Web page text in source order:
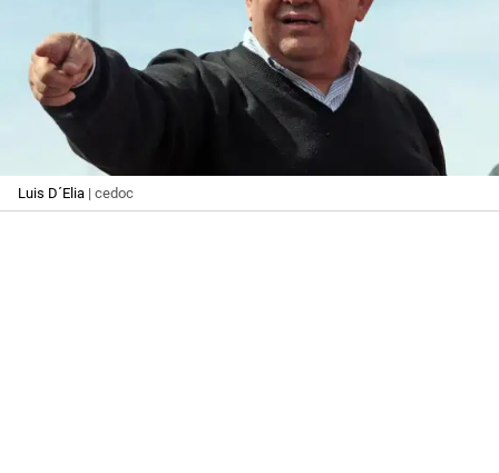
Luis D´Elia | cedoc